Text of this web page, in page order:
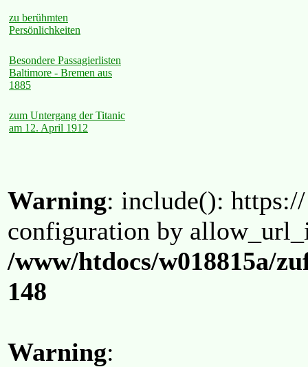
zu berühmten
Persönlichkeiten
Besondere Passagierlisten
Baltimore - Bremen aus
1885
zum Untergang der Titanic
am 12. April 1912
Warning: include():
configuration by
/www/htdocs/w018815a/
148
Warning: